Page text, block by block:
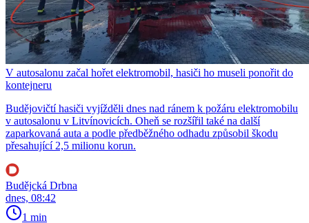
V autosalonu začal hořet elektromobil, hasiči ho museli ponořit do
kontejneru
Budějovičtí hasiči vyjížděli dnes nad ránem k požáru elektromobilu
v autosalonu v Litvínovicích. Oheň se rozšířil také na další
zaparkovaná auta a podle předběžného odhadu způsobil škodu
přesahující 2,5 milionu korun.
Budějcká Drbna
dnes, 08:42
1 min